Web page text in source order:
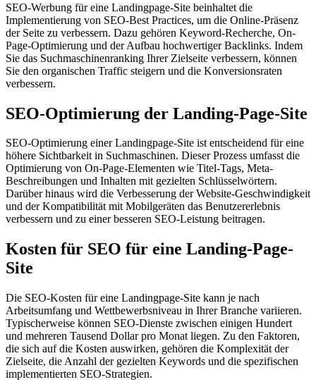
SEO-Werbung für eine Landingpage-Site beinhaltet die
Implementierung von SEO-Best Practices, um die Online-Präsenz
der Seite zu verbessern. Dazu gehören Keyword-Recherche, On-
Page-Optimierung und der Aufbau hochwertiger Backlinks. Indem
Sie das Suchmaschinenranking Ihrer Zielseite verbessern, können
Sie den organischen Traffic steigern und die Konversionsraten
verbessern.
SEO-Optimierung der Landing-Page-Site
SEO-Optimierung einer Landingpage-Site ist entscheidend für eine
höhere Sichtbarkeit in Suchmaschinen. Dieser Prozess umfasst die
Optimierung von On-Page-Elementen wie Titel-Tags, Meta-
Beschreibungen und Inhalten mit gezielten Schlüsselwörtern.
Darüber hinaus wird die Verbesserung der Website-Geschwindigkeit
und der Kompatibilität mit Mobilgeräten das Benutzererlebnis
verbessern und zu einer besseren SEO-Leistung beitragen.
Kosten für SEO für eine Landing-Page-
Site
Die SEO-Kosten für eine Landingpage-Site kann je nach
Arbeitsumfang und Wettbewerbsniveau in Ihrer Branche variieren.
Typischerweise können SEO-Dienste zwischen einigen Hundert
und mehreren Tausend Dollar pro Monat liegen. Zu den Faktoren,
die sich auf die Kosten auswirken, gehören die Komplexität der
Zielseite, die Anzahl der gezielten Keywords und die spezifischen
implementierten SEO-Strategien.